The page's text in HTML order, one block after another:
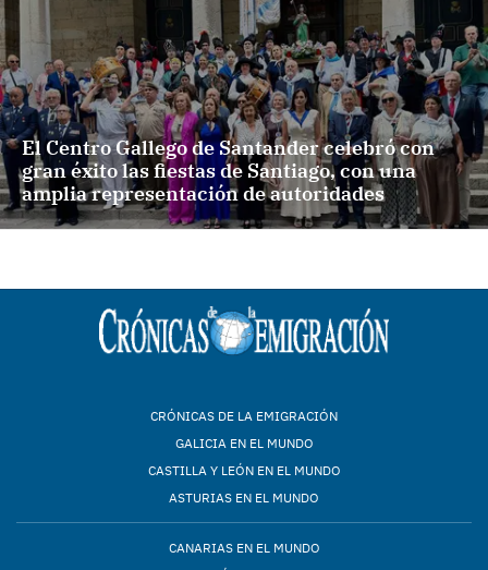
El Centro Gallego de Santander celebró con
gran éxito las fiestas de Santiago, con una
amplia representación de autoridades
CRÓNICAS DE LA EMIGRACIÓN
GALICIA EN EL MUNDO
CASTILLA Y LEÓN EN EL MUNDO
ASTURIAS EN EL MUNDO
CANARIAS EN EL MUNDO